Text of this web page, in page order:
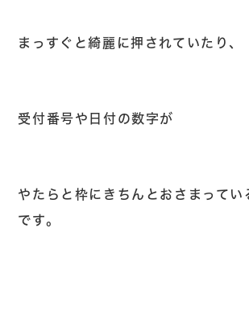
まっすぐと綺麗に押されていたり、
受付番号や日付の数字が
やたらと枠にきちんとおさまってい
です。